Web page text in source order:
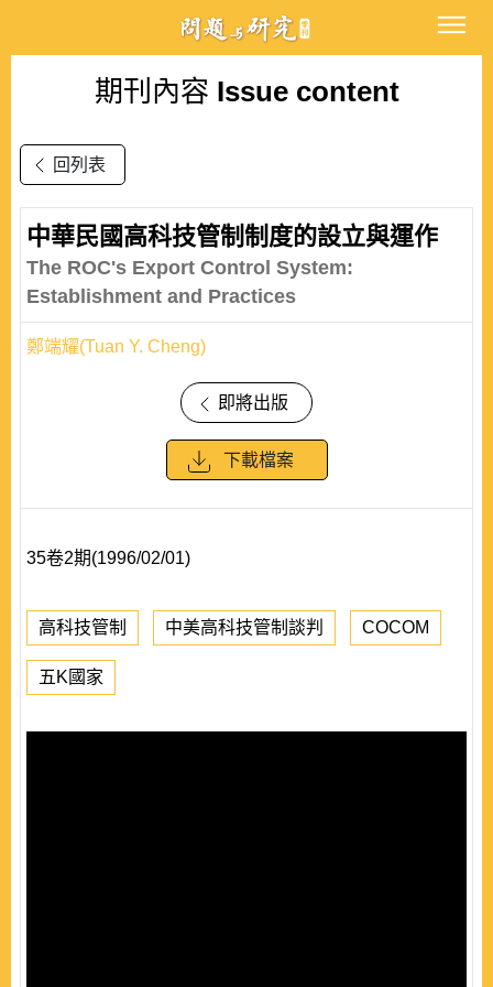
期刊內容 Issue content
回列表
中華民國高科技管制制度的設立與運作
The ROC's Export Control System:
Establishment and Practices
鄭端耀(Tuan Y. Cheng)
即將出版
下載檔案
35卷2期(1996/02/01)
高科技管制 中美高科技管制談判 COCOM
五K國家